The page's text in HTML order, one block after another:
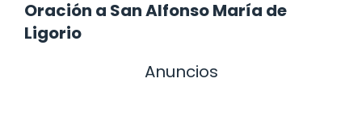
Oración a San Alfonso María de
Ligorio
Anuncios